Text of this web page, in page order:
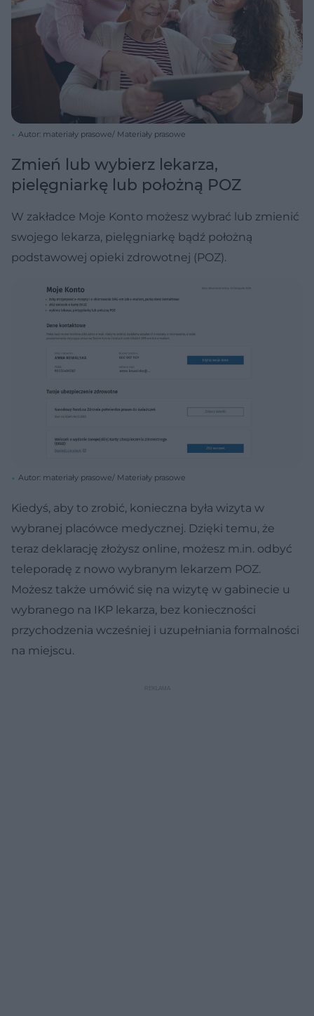
Autor: materiały prasowe/ Materiały prasowe
Zmień lub wybierz lekarza,
pielęgniarkę lub położną POZ
W zakładce Moje Konto możesz wybrać lub zmienić
swojego lekarza, pielęgniarkę bądź położną
podstawowej opieki zdrowotnej (POZ).
Autor: materiały prasowe/ Materiały prasowe
Kiedyś, aby to zrobić, konieczna była wizyta w
wybranej placówce medycznej. Dzięki temu, że
teraz deklarację złożysz online, możesz m.in. odbyć
teleporadę z nowo wybranym lekarzem POZ.
Możesz także umówić się na wizytę w gabinecie u
wybranego na IKP lekarza, bez konieczności
przychodzenia wcześniej i uzupełniania formalności
na miejscu.